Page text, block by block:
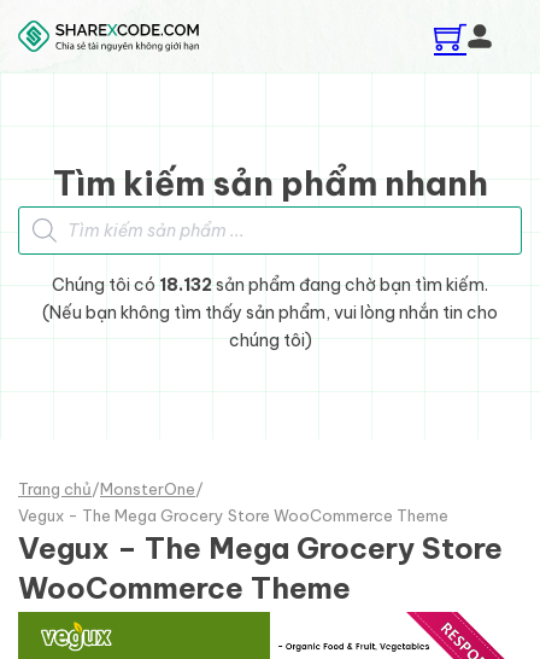
Skip to main content
Skip to footer
Tìm kiếm sản phẩm nhanh
Tìm kiếm sản phẩm
Chúng tôi có 18.132sản phẩm đang chờ bạn tìm kiếm.
(Nếu bạn không tìm thấy sản phẩm, vui lòng nhắn tin cho
chúng tôi)
Trang chủ/MonsterOne/
Vegux - The Mega Grocery Store WooCommerce Theme
Vegux – The Mega Grocery Store
WooCommerce Theme